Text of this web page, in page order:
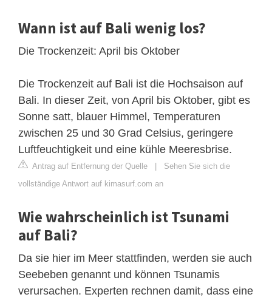
Wann ist auf Bali wenig los?
Die Trockenzeit: April bis Oktober
Die Trockenzeit auf Bali ist die Hochsaison auf
Bali. In dieser Zeit, von April bis Oktober, gibt es
Sonne satt, blauer Himmel, Temperaturen
zwischen 25 und 30 Grad Celsius, geringere
Luftfeuchtigkeit und eine kühle Meeresbrise.
Antrag auf Entfernung der Quelle | Sehen Sie sich die
vollständige Antwort auf kimasurf.com an
Wie wahrscheinlich ist Tsunami
auf Bali?
Da sie hier im Meer stattfinden, werden sie auch
Seebeben genannt und können Tsunamis
verursachen. Experten rechnen damit, dass eine